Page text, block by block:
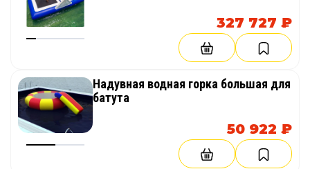
327 727 ₽
Надувная водная горка большая для
батута
50 922 ₽